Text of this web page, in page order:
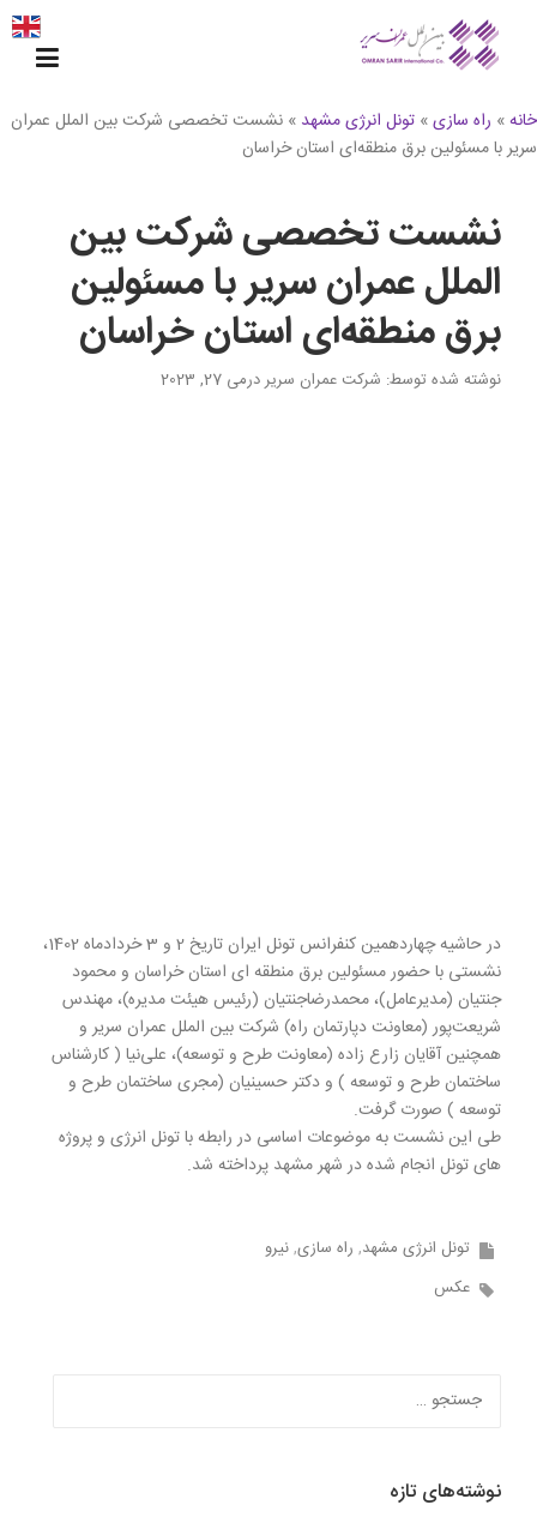
content
خانه» راه سازی» تونل انرژی مشهد » نشست تخصصی شرکت بین الملل عمران
سریر با مسئولین برق منطقه‌ای استان خراسان
نشست تخصصی شرکت بین
الملل عمران سریر با مسئولین
برق منطقه‌ای استان خراسان
نوشته شده توسط: شرکت عمران سریردرمی 27, 2023
در حاشیه چهاردهمین کنفرانس تونل ایران تاریخ 2 و 3 خردادماه 1402،
نشستی با حضور مسئولین برق منطقه ای استان خراسان و محمود
جنتیان (مدیرعامل)، محمدرضاجنتیان (رئیس هیئت مدیره)، مهندس
شریعت‌پور (معاونت دپارتمان راه) شرکت بین الملل عمران سریر و
همچنین آقایان زارع زاده (معاونت طرح و توسعه)، علی‌نیا ( کارشناس
ساختمان طرح و توسعه ) و دکتر حسینیان (مجری ساختمان طرح و
توسعه ) صورت گرفت.
طی این نشست به موضوعات اساسی در رابطه با تونل انرژی و پروژه
های تونل انجام شده در شهر مشهد پرداخته شد.
تونل انرژی مشهد راه سازی نیرو
عکس
برای:
نوشته‌های تازه